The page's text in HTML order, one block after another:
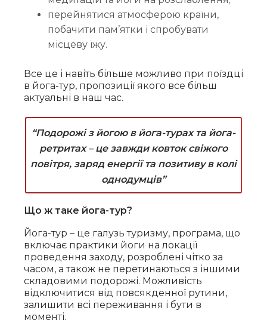
перейнятися атмосферою країни,
побачити пам’ятки і спробувати
місцеву їжу.
Все це і навіть більше можливо при поїздці
в йога-тур, пропозиції якого все більш
актуальні в наш час.
“Подорожі з йогою в йога-турах та йога-
ретритах – це завжди ковток свіжого
повітря, заряд енергії та позитиву в колі
однодумців”
Що ж таке йога-тур?
Йога-тур – це галузь туризму, програма, що
включає практики йоги на локації
проведення заходу, розроблені чітко за
часом, а також не перетинаються з іншими
складовими подорожі. Можливість
відключитися від повсякденної рутини,
залишити всі переживання і бути в
моменті.